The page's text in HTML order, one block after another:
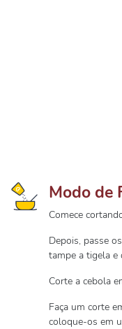
Modo de
Comece
Depois, passe
tampe a tigela e
Corte a cebola
Faça um corte
coloque-os em